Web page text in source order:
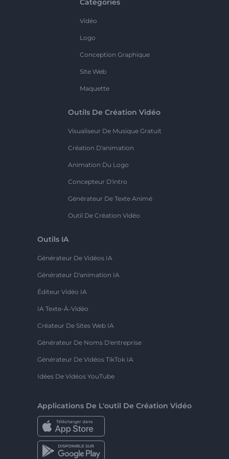
Catégories
Vidéo
Logo
Conception Graphique
Site Web
Maquette
Outils De Création Vidéo
Visualiseur De Musique Gratuit
Création D'animation
Animation Du Logo
Concepteur D'intro
Générateur De Texte Animé
Outil De Création Vidéo
Outils IA
Générateur De Vidéos IA
Générateur D'animation IA
Éditeur Vidéo IA
IA Texte-À-Vidéo
Créateur De Sites Web IA
Générateur De Noms D'entreprise
Générateur De Vidéos TikTok IA
Idées De Vidéos YouTube
Applications De L'outil De Création Vidéo